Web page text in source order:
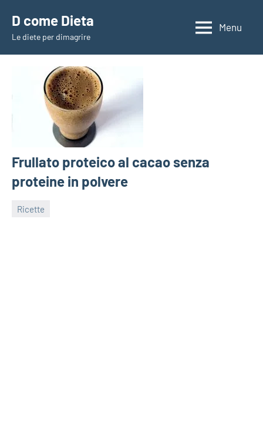
contenuto
D come Dieta
Le diete per dimagrire
Menu
Frullato proteico al cacao senza
proteine in polvere
Ricette